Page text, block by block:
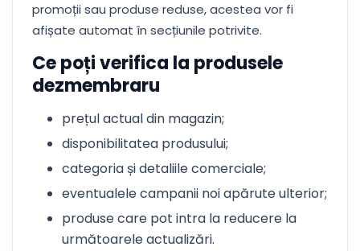
promoții sau produse reduse, acestea vor fi
afișate automat în secțiunile potrivite.
Ce poți verifica la produsele
dezmembraru
prețul actual din magazin;
disponibilitatea produsului;
categoria și detaliile comerciale;
eventualele campanii noi apărute ulterior;
produse care pot intra la reducere la
următoarele actualizări.